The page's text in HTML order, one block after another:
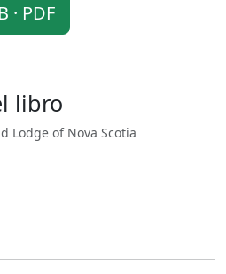
· PDF
libro
Lodge of Nova Scotia